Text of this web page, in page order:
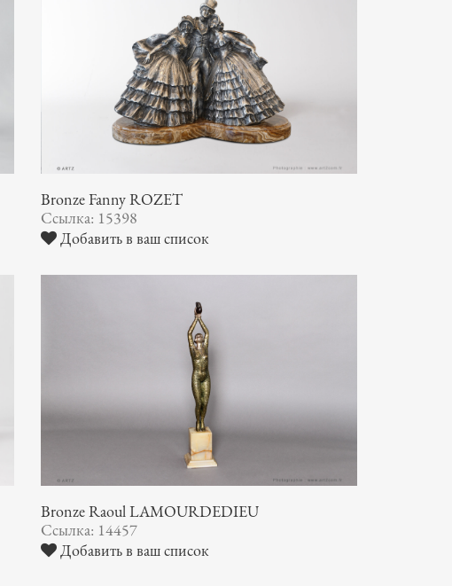
Bronze Fanny ROZET
Ссылка: 15398
Добавить в ваш список
Bronze Raoul LAMOURDEDIEU
Ссылка: 14457
Добавить в ваш список